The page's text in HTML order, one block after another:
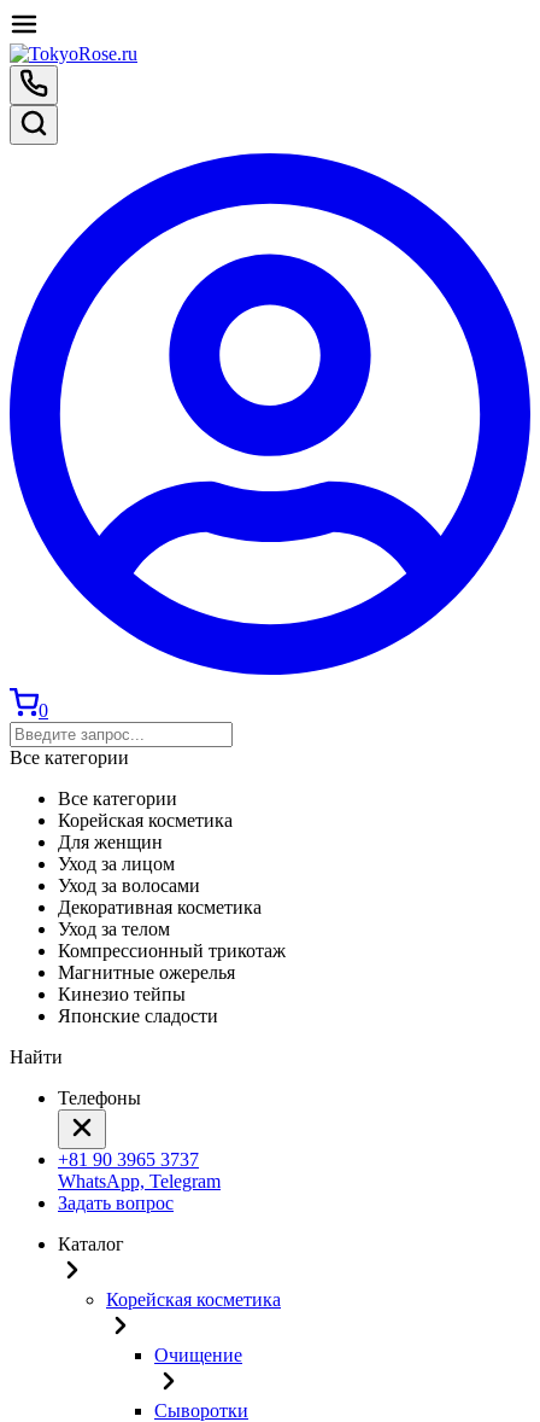
0
Все категории
Все категории
Корейская косметика
Для женщин
Уход за лицом
Уход за волосами
Декоративная косметика
Уход за телом
Компрессионный трикотаж
Магнитные ожерелья
Кинезио тейпы
Японские сладости
Найти
Телефоны
+81 90 3965 3737
WhatsApp, Telegram
Задать вопрос
Каталог
Корейская косметика
Очищение
Сыворотки